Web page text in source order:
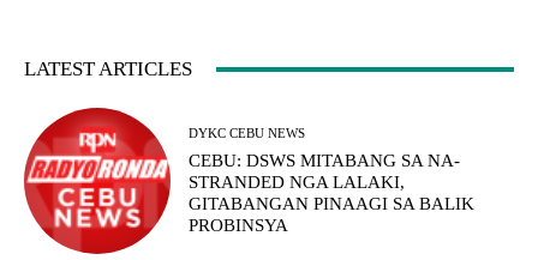
LATEST ARTICLES
DYKC CEBU NEWS
CEBU: DSWS MITABANG SA NA-
STRANDED NGA LALAKI,
GITABANGAN PINAAGI SA BALIK
PROBINSYA